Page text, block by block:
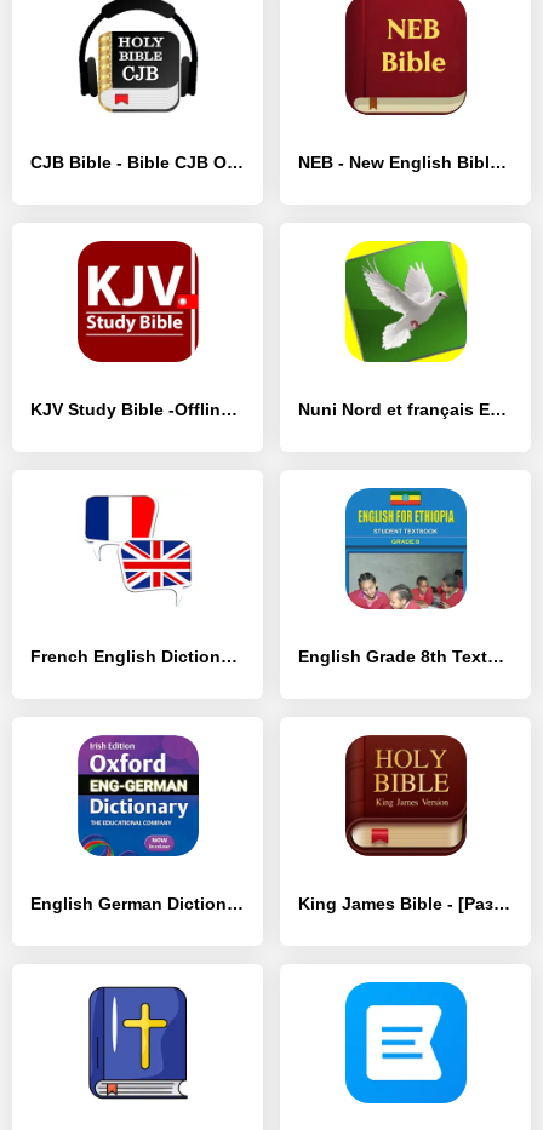
CJB Bible - Bible CJB Offline - [Разблокированная версия] NEB - New English Bible - [Разблокированная версия]
KJV Study Bible -Offline Bible - [Разблокированная версия] Nuni Nord et français English - [Премиум версия]
French English Dictionary OFFL - [Премиум версия] English Grade 8th Textbook - [Премиум версия]
English German Dictionary - [Премиум версия] King James Bible - [Разблокированная версия]